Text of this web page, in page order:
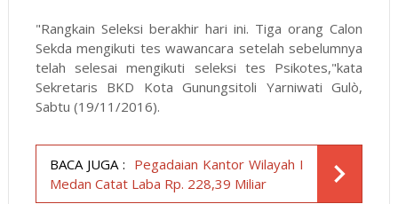
"Rangkain Seleksi berakhir hari ini. Tiga orang Calon
Sekda mengikuti tes wawancara setelah sebelumnya
telah selesai mengikuti seleksi tes Psikotes,"kata
Sekretaris BKD Kota Gunungsitoli Yarniwati Gulò,
Sabtu (19/11/2016).
BACA JUGA : Pegadaian Kantor Wilayah I
Medan Catat Laba Rp. 228,39 Miliar